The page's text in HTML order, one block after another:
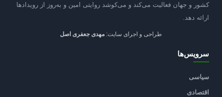
کشور و جهان فعالیت می‌کند و می‌کوشد روایتی امین و به‌روز از رویدادها
ارائه دهد.
طراحی و اجرای سایت: مهدی جعفری اصل
سرویس‌ها
سیاسی
اقتصادی